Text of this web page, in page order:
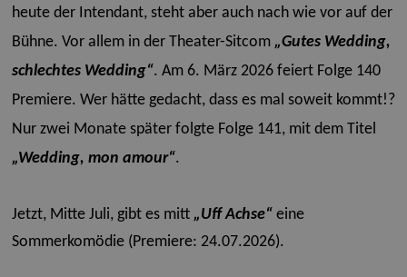
heute der Intendant, steht aber auch nach wie vor auf der
Bühne. Vor allem in der Theater-Sitcom „Gutes Wedding,
schlechtes Wedding“. Am 6. März 2026 feiert Folge 140
Premiere. Wer hätte gedacht, dass es mal soweit kommt!?
Nur zwei Monate später folgte Folge 141, mit dem Titel
„Wedding, mon amour“.
Jetzt, Mitte Juli, gibt es mitt „Uff Achse“ eine
Sommerkomödie (Premiere: 24.07.2026).